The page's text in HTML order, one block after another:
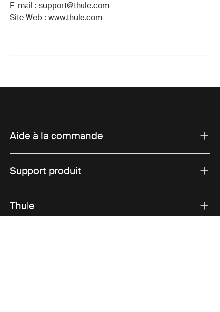
E-mail : support@thule.com
Site Web : www.thule.com
Aide à la commande
Support produit
Thule